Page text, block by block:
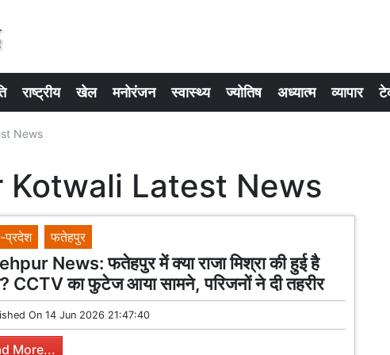
राष्ट्रीय खेल मनोरंजन स्वास्थ्य ज्योतिष अध्यात्म व्यापार
News
Kotwali Latest News
प्रदेश फतेहपुर
News: फतेहपुर में क्या राजा मिश्रा की हुई है
CCTV का फुटेज आया सामने, परिजनों ने दी तहरीर
On 14 Jun 2026 21:47:40
More...